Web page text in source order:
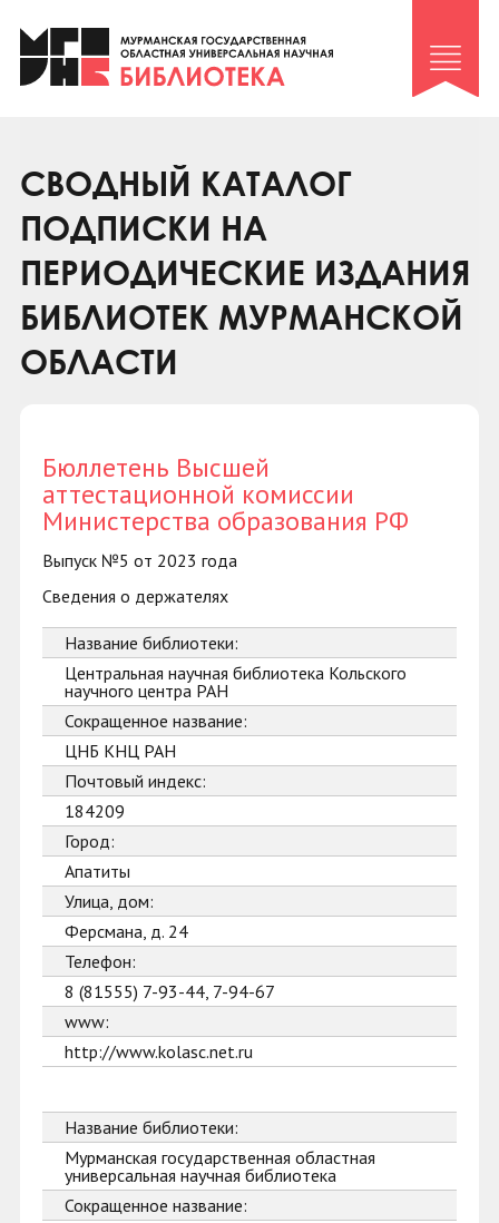
Клуб «Гиря и сельдерей»
Клуб «Семейный архив»
Коллегам
Контакты
СВОДНЫЙ КАТАЛОГ
ПОДПИСКИ НА
ПЕРИОДИЧЕСКИЕ ИЗДАНИЯ
БИБЛИОТЕК МУРМАНСКОЙ
ОБЛАСТИ
Бюллетень Высшей
аттестационной комиссии
Министерства образования РФ
Выпуск №5 от 2023 года
Сведения о держателях
Название библиотеки:
Центральная научная библиотека Кольского
научного центра РАН
Сокращенное название:
ЦНБ КНЦ РАН
Почтовый индекс:
184209
Город:
Апатиты
Улица, дом:
Ферсмана, д. 24
Телефон:
8 (81555) 7-93-44, 7-94-67
www:
http://www.kolasc.net.ru
Название библиотеки:
Мурманская государственная областная
универсальная научная библиотека
Сокращенное название: